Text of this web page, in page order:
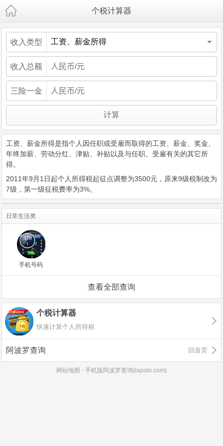
个税计算器
收入类型
收入总额
三险一金
工资、薪金所得是指个人因任职或受雇而取得的工资、薪金、奖金、
年终加薪、劳动分红、津贴、补贴以及与任职、受雇有关的其它所
得。
2011年9月1日起个人所得税起征点调整为3500元，原来9级税制改为
7级，第一级征税费率为3%。
日常生活类
手机号码
查看全部查询
个税计算器
快速计算个人所得税
阿波罗查询 回首页
网站地图 ⋅ 手机版阿波罗查询(iapolo.com)